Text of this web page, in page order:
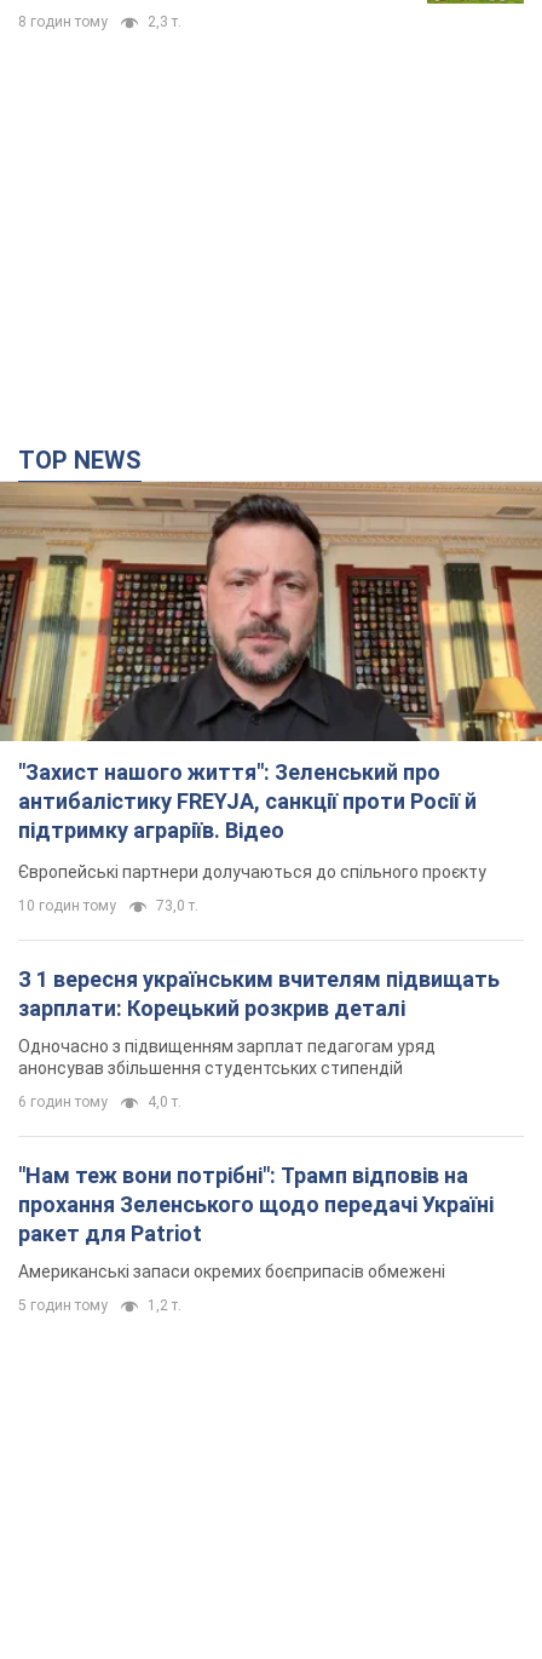
8 годин тому 2,3 т.
TOP NEWS
"Захист нашого життя": Зеленський про
антибалістику FREYJA, санкції проти Росії й
підтримку аграріїв. Відео
Європейські партнери долучаються до спільного проєкту
10 годин тому 73,0 т.
З 1 вересня українським вчителям підвищать
зарплати: Корецький розкрив деталі
Одночасно з підвищенням зарплат педагогам уряд
анонсував збільшення студентських стипендій
6 годин тому 4,0 т.
"Нам теж вони потрібні": Трамп відповів на
прохання Зеленського щодо передачі Україні
ракет для Patriot
Американські запаси окремих боєприпасів обмежені
5 годин тому 1,2 т.